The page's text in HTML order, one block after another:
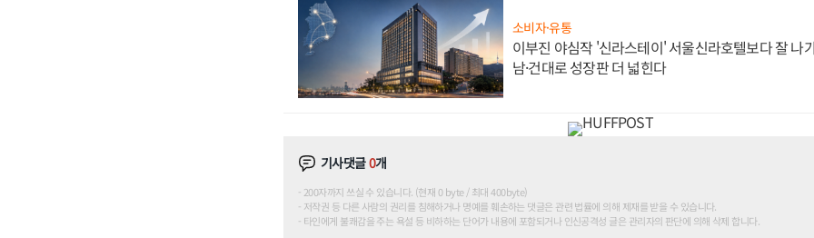
소비자·유통
이부진 야심작 '신라스테이' 서울신라호텔보다 잘 나
남·건대로 성장판 더 넓힌다
기사댓글0개
200자까지 쓰실 수 있습니다. (현재 0 byte / 최대 400byte)
저작권 등 다른 사람의 권리를 침해하거나 명예를 훼손하는 댓글은 관련 법률에 의해 제재를 받을 수 있습니다.
타인에게 불쾌감을 주는 욕설 등 비하하는 단어가 내용에 포함되거나 인신공격성 글은 관리자의 판단에 의해 삭제 합니다.